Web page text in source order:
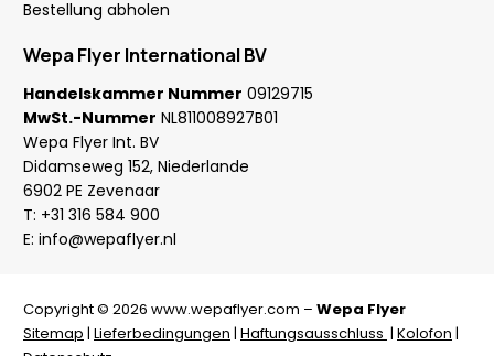
Bestellung abholen
Wepa Flyer International BV
Handelskammer Nummer 09129715
MwSt.-Nummer NL811008927B01
Wepa Flyer Int. BV
Didamseweg 152, Niederlande
6902 PE Zevenaar
T: +31 316 584 900
E: info@wepaflyer.nl
Copyright © 2026 www.wepaflyer.com – Wepa Flyer
Sitemap | Lieferbedingungen | Haftungsausschluss | Kolofon |